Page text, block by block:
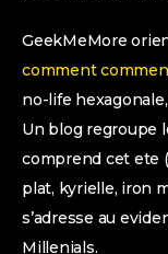
GeekMeMore
comment
no-life
Un blog regroupe
comprend cet ete
plat, kyrielle, iron
s’adresse au
Millenials.